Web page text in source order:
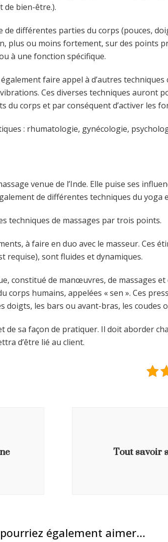
de bien-être.).
de différentes parties du corps (pouces,
plus ou moins fortement, sur des points
à une fonction spécifique.
faire appel à d’autres
Ces diverses techniques auront
corps et par conséquent d’activer les
: rhumatologie, gynécologie,
venue de l’Inde. Elle puise ses
de différentes techniques du yoga
techniques de massages par trois points.
à faire en duo avec le masseur. Ces
requise), sont fluides et dynamiques.
constitué de manœuvres, de massages et
corps humains, appelées « sen ». Ces
doigts, les bars ou avant-bras, les coudes
de sa façon de pratiquer. Il doit aborder
d’être lié au client.
Tout savoir
également aimer...